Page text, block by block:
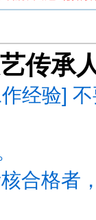
传承
经验]
合格者